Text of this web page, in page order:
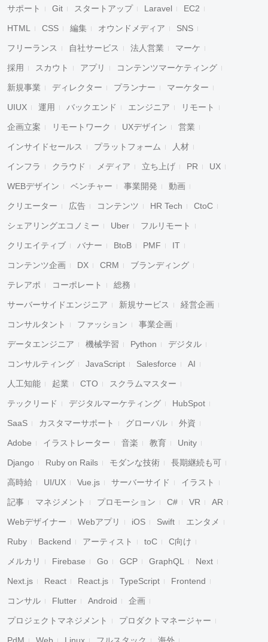
サポート Git スタートアップ Laravel EC2
HTML CSS 編集 オウンドメディア SNS
フリーランス 自社サービス 法人営業 マーケ
採用 スカウト アプリ コンテンツマーケティング
新規事業 ディレクター プランナー マーケター
UIUX 運用 バックエンド エンジニア リモート
企画立案 リモートワーク UXデザイン 営業
インサイドセールス プラットフォーム 人材
インフラ クラウド メディア 立ち上げ PR UX
WEBデザイン ベンチャー 事業開発 動画
クリエーター 広告 コンテンツ HR Tech CtoC
シェアリングエコノミー Uber フルリモート
クリエイティブ バナー BtoB PMF IT
コンテンツ企画 DX CRM ブランディング
テレアポ コーポレート 総務
サーバーサイドエンジニア 新規サービス 経営企画
コンサルタント ファッション 事業企画
データエンジニア 機械学習 Python デジタル
コンサルティング JavaScript Salesforce AI
人工知能 起業 CTO スクラムマスター
テックリード デジタルマーケティング HubSpot
SaaS カスタマーサポート グローバル 外資
Adobe イラストレーター 音楽 教育 Unity
Django Ruby on Rails モダンな技術 長期継続も可
高時給 UI/UX Vue.js サーバーサイド イラスト
記事 マネジメント プロモーション C# VR AR
Webデザイナー Webアプリ iOS Swift エンタメ
Ruby Backend アーティスト toC C向け
メルカリ Firebase Go GCP GraphQL Next
Next.js React React.js TypeScript Frontend
コンサル Flutter Android 企画
プロジェクトマネジメント プロダクトマネージャー